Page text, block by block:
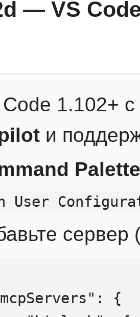
— VS
1.102+
и
Palette
User
сервер